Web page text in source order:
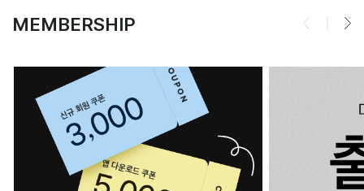
MEMBERSHIP